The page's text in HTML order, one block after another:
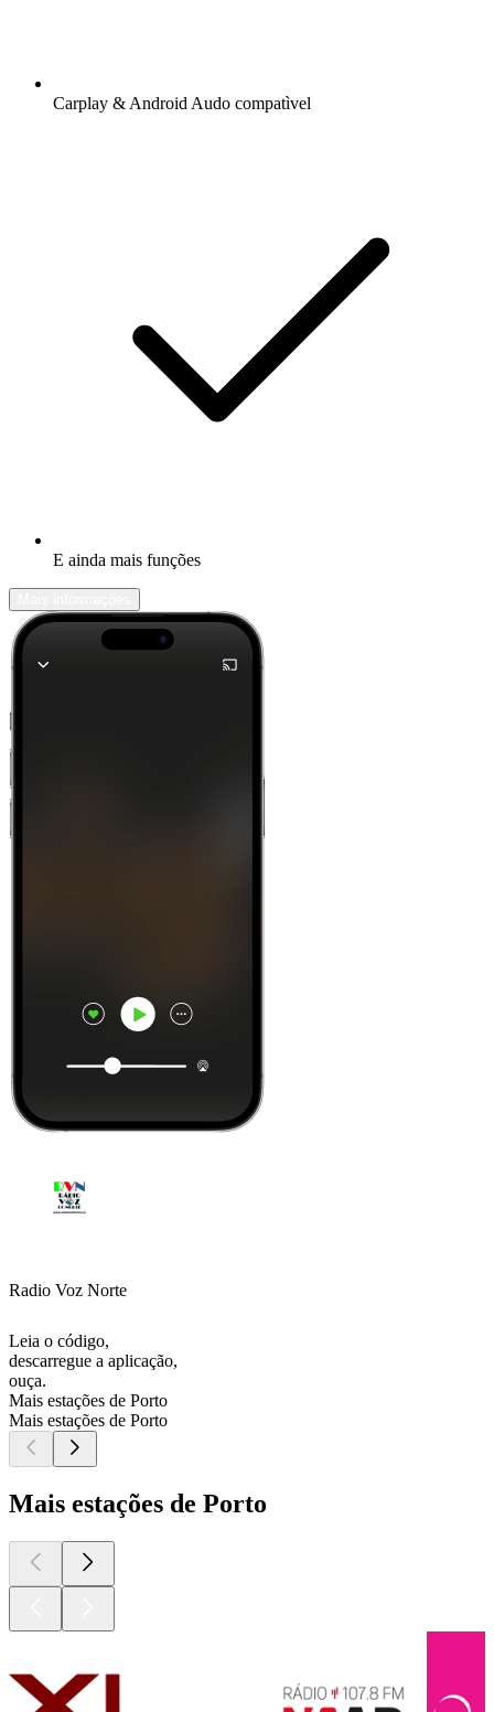
Carplay & Android Audo compatìvel
E ainda mais funções
Radio Voz Norte
Leia o código,
descarregue a aplicação,
ouça.
Mais estações de Porto
Mais estações de Porto
Mais estações de Porto